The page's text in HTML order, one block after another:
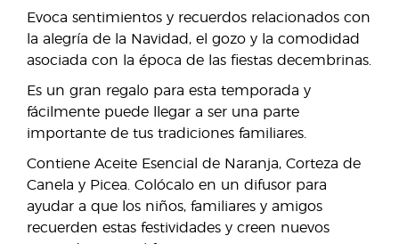
Evoca sentimientos y recuerdos relacionados con
la alegría de la Navidad, el gozo y la comodidad
asociada con la época de las fiestas decembrinas.
Es un gran regalo para esta temporada y
fácilmente puede llegar a ser una parte
importante de tus tradiciones familiares.
Contiene Aceite Esencial de Naranja, Corteza de
Canela y Picea. Colócalo en un difusor para
ayudar a que los niños, familiares y amigos
recuerden estas festividades y creen nuevos